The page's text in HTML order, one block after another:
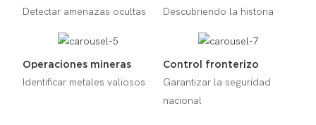
Detectar amenazas ocultas Descubriendo la historia
Operaciones mineras
Identificar metales valiosos
Control fronterizo
Garantizar la seguridad
nacional